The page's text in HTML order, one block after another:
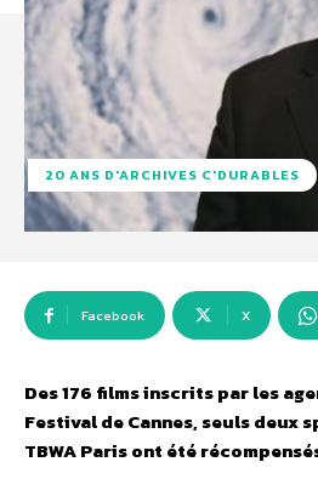
20 ANS D'ARCHIVES C'DURABLES
Facebook X
Des 176 films inscrits par les
Festival de Cannes, seuls deux
TBWA Paris ont été